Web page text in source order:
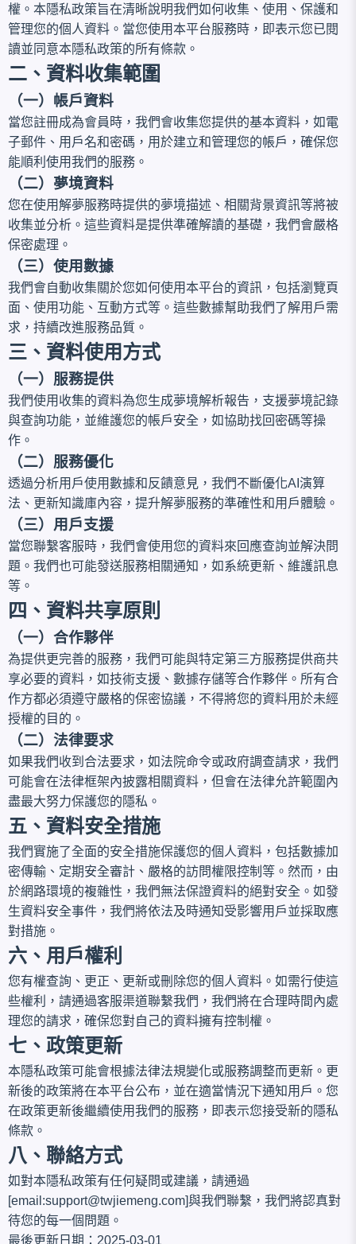
權。本隱私政策旨在清晰說明我們如何收集、使用、保護和
管理您的個人資料。當您使用本平台服務時，即表示您已閱
讀並同意本隱私政策的所有條款。
二、資料收集範圍
（一）帳戶資料
當您註冊成為會員時，我們會收集您提供的基本資料，如電
子郵件、用戶名和密碼，用於建立和管理您的帳戶，確保您
能順利使用我們的服務。
（二）夢境資料
您在使用解夢服務時提供的夢境描述、相關背景資訊等將被
收集並分析。這些資料是提供準確解讀的基礎，我們會嚴格
保密處理。
（三）使用數據
我們會自動收集關於您如何使用本平台的資訊，包括瀏覽頁
面、使用功能、互動方式等。這些數據幫助我們了解用戶需
求，持續改進服務品質。
三、資料使用方式
（一）服務提供
我們使用收集的資料為您生成夢境解析報告，支援夢境記錄
與查詢功能，並維護您的帳戶安全，如協助找回密碼等操
作。
（二）服務優化
透過分析用戶使用數據和反饋意見，我們不斷優化AI演算
法、更新知識庫內容，提升解夢服務的準確性和用戶體驗。
（三）用戶支援
當您聯繫客服時，我們會使用您的資料來回應查詢並解決問
題。我們也可能發送服務相關通知，如系統更新、維護訊息
等。
四、資料共享原則
（一）合作夥伴
為提供更完善的服務，我們可能與特定第三方服務提供商共
享必要的資料，如技術支援、數據存儲等合作夥伴。所有合
作方都必須遵守嚴格的保密協議，不得將您的資料用於未經
授權的目的。
（二）法律要求
如果我們收到合法要求，如法院命令或政府調查請求，我們
可能會在法律框架內披露相關資料，但會在法律允許範圍內
盡最大努力保護您的隱私。
五、資料安全措施
我們實施了全面的安全措施保護您的個人資料，包括數據加
密傳輸、定期安全審計、嚴格的訪問權限控制等。然而，由
於網路環境的複雜性，我們無法保證資料的絕對安全。如發
生資料安全事件，我們將依法及時通知受影響用戶並採取應
對措施。
六、用戶權利
您有權查詢、更正、更新或刪除您的個人資料。如需行使這
些權利，請通過客服渠道聯繫我們，我們將在合理時間內處
理您的請求，確保您對自己的資料擁有控制權。
七、政策更新
本隱私政策可能會根據法律法規變化或服務調整而更新。更
新後的政策將在本平台公布，並在適當情況下通知用戶。您
在政策更新後繼續使用我們的服務，即表示您接受新的隱私
條款。
八、聯絡方式
如對本隱私政策有任何疑問或建議，請通過
[email:support@twjiemeng.com]與我們聯繫，我們將認真對
待您的每一個問題。
最後更新日期：2025-03-01